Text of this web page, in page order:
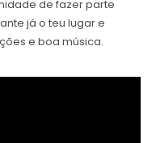
de fazer parte
já o teu lugar e
e boa música.